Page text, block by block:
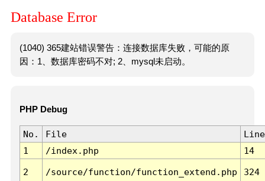
Database Error
(1040) 365建站错误警告：连接数据库失败，可能的原
因：1、数据库密码不对; 2、mysql未启动。
PHP Debug
No. File
Line
1
/index.php 14
2 /source/function/function_extend.php 324